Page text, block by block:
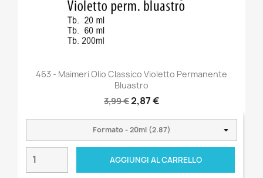
463 - Maimeri Olio Classico Violetto Permanente
Bluastro
3,99 €2,87 €
AGGIUNGI AL CARRELLO